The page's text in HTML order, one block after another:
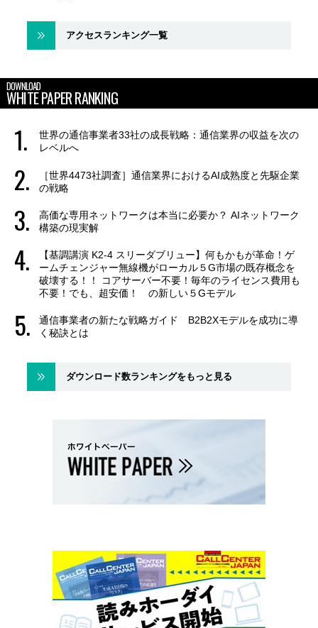
アクセスランキング一覧
DOWNLOAD
WHITE PAPER RANKING
世界の通信事業者33社の成長戦略：通信業界の収益を次の
レベルへ
［世界4473社調査］通信業界におけるAI成熟度と先駆企業
の戦略
高価な専用ネットワークは本当に必要か？ AIネットワーク
構築の現実解
【基調講演 K2-4 スリーダブリュー】何もかもが革命！ゲ
ームチェンジャー無線機がローカル５G市場の既存概念を
破壊する！！ コアサーバー不要！毎年のライセンス費用も
不要！でも、超安価！ の新しい５Gモデル
通信事業者の新たな戦略ガイド B2B2Xモデルを成功に導
く秘訣とは
ダウンロード数ランキングをもっと見る